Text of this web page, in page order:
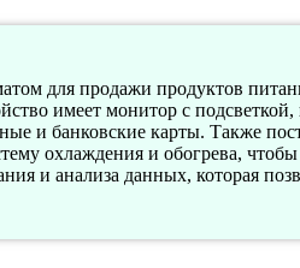
для продажи продуктов
имеет монитор с
и банковские карты. Также
охлаждения и обогрева,
и анализа данных, которая